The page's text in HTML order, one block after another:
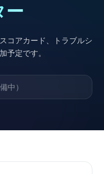
ー
コアカード、トラブルシ
予定です。